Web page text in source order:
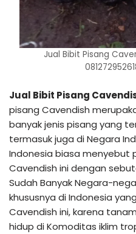
Jual Bibit Pisang
Jual Bibit Pisang
pisang Cavendish
banyak jenis pisang yang
termasuk juga di Negara
Indonesia biasa menyebut
Cavendish ini dengan
Sudah Banyak Negara-
khususnya di Indonesia
Cavendish ini, karena
hidup di Komoditas iklim